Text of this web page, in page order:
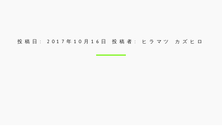
投稿日: 2017年10月16日 投稿者: ヒラマツ カズヒロ